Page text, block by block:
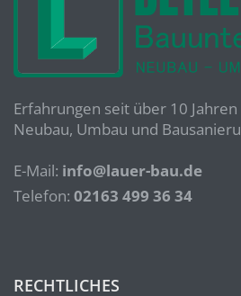
Erfahrungen seit über 10
Neubau, Umbau und
E-Mail: info@lauer-bau.de
Telefon: 02163 499 36 34
RECHTLICHES